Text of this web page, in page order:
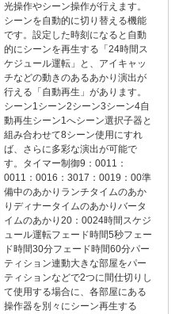
光操作やシーン操作が行えます。
シーンを自動的に切り替える機能
です。設定した時刻になると自動
的にシーンを再生する「24時間ス
ケジュール運転」と、アイキャッ
チなどの動きのあるあかり演出が
行える「自動再生」があります。
シーン1シーン2シーン3シーン4自
動再生シーン1へシーン選択子器と
組み合わせて8シーン使用にすれ
ば、さらに多彩な演出が可能で
す。タイマー制御9：0011：
0011：0016：3017：0019：00準
備中のあかりランチタイムのあか
りディナータイムのあかりバータ
イムのあかり20：0024時間スケジ
ュール運転フェード時間5秒フェー
ド時間30分フェード時間60分パー
ティション連動大きな部屋をパー
ティションなどで2つに間仕切りし
て使用する場合に、各部屋にある
操作器を別々にシーン再生する